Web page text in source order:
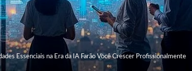
Essenciais na Era da IA Farão Você Crescer Profissionalmente